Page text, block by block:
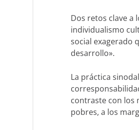
Dos retos clave a
individualismo
social exagerado
desarrollo».
La práctica
contraste con los
pobres, a los